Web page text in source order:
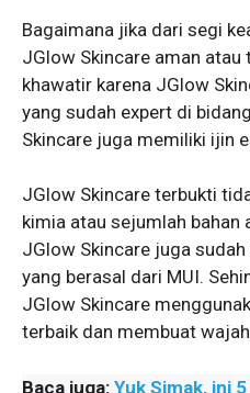
Bagaimana jika dari segi
JGlow Skincare aman atau
khawatir karena JGlow
yang sudah expert di
Skincare juga memiliki ijin
JGlow Skincare terbukti
kimia atau sejumlah bahan
JGlow Skincare juga
yang berasal dari MUI.
JGlow Skincare
terbaik dan membuat
Baca juga: Yuk Simak, ini